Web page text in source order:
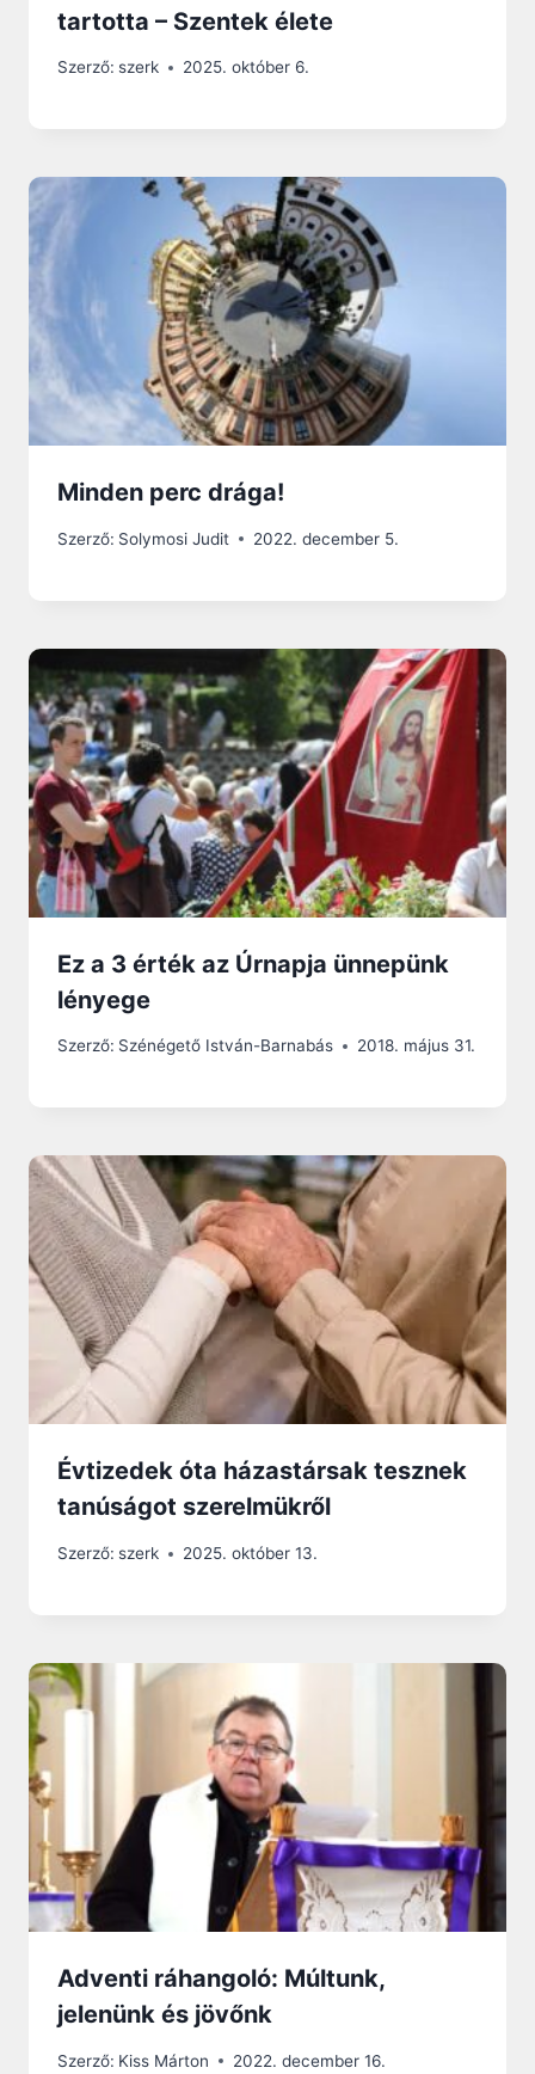
tartotta – Szentek élete
Szerző: szerk 2025. október 6.
Minden perc drága!
Szerző: Solymosi Judit 2022. december 5.
Ez a 3 érték az Úrnapja ünnepünk
lényege
Szerző: Szénégető István-Barnabás 2018. május 31.
Évtizedek óta házastársak tesznek
tanúságot szerelmükről
Szerző: szerk 2025. október 13.
Adventi ráhangoló: Múltunk,
jelenünk és jövőnk
Szerző: Kiss Márton 2022. december 16.